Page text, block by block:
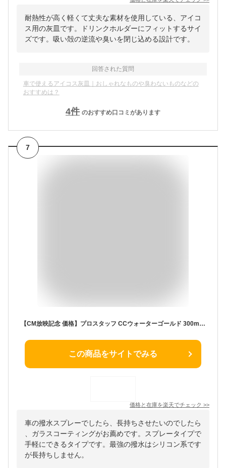
耐熱性が高く軽くて丈夫な素材を使用している、アイコ
ス用の灰皿です。ドリンクホルダーにフィットするサイ
ズです。吸い殻の逆流や臭いを閉じ込める設計です。
回答された質問
車で使えるアイコス灰皿｜おしゃれなものや臭わないものなどの
おすすめは？
4件 のおすすめ口コミがあります
7
【CM放映記念 価格】プロスタッフ CCウォーターゴールド 300ml クロス付き ( ccゴールド ccウォーター ガラス系コーティング カーコーティング 車 ワックス カー 雨染み 洗車 ガラスコーティング スプレー 艶 出し ツヤ 高撥水 撥水 全色対応 ノーコンパウンド 防汚) 【SG】
この商品をサイトでみる
価格と在庫を楽天でチェック >>
車の撥水スプレーでしたら、長持ちさせたいのでしたら
、ガラスコーティングがお薦めです。スプレータイプで
手軽にできるタイプです。最強の撥水はシリコン系です
が長持ちしません。